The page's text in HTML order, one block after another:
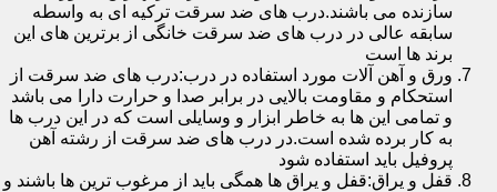
سازنده می باشند.درب های ضد سرقت ترکیه ای به واسطه
سابقه عالی در درب های ضد سرقت خانگی از برترین های این
برند ها است
ورق و آهن آلات مورد استفاده در درب:درب های ضد سرقت از
استحکام و مقاومت بالایی در برابر صدا و حرارت دارا می باشد
و تمامی این ها به خاطر ابزار و وسایلی است که در این درب ها
به کار برده شده است.در درب های ضد سرقت از رشته آهن
پروفیل باید استفاده شود
قفل و یراق:قفل و یراق ها همگی باید از مرغوب ترین ها باشند و